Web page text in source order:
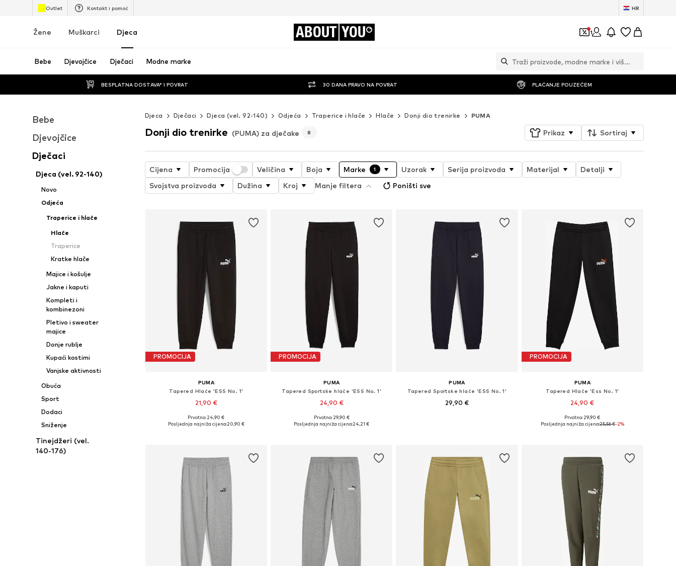
Outlet Kontakt i pomoć HR
Žene Muškarci Djeca ABOUT YOU 1
Bebe Djevojčice Dječaci Modne marke
BESPLATNA DOSTAVA* I POVRAT 30 DANA PRAVO NA POVRAT PLAĆANJE POUZEĆEM
Bebe
Djevojčice
Dječaci
Djeca (vel. 92-140)
Novo
Odjeća
Traperice i hlače
Hlače
Traperice
Kratke hlače
Majice i košulje
Jakne i kaputi
Kompleti i
kombinezoni
Pletivo i sweater
majice
Donje rublje
Kupaći kostimi
Vanjske aktivnosti
Obuća
Sport
Dodaci
Sniženje
Tinejdžeri (vel.
140-176)
Djeca Dječaci Djeca (vel. 92-140) Odjeća Traperice i hlače Hlače Donji dio trenirke PUMA
Donji dio trenirke (PUMA) za dječake 8 Prikaz Sortiraj
Cijena Promocija Veličina Boja Marke 1 Uzorak Serija proizvoda Materijal
Detalji
Svojstva proizvoda
Dužina Kroj Manje filtera Poništi sve
PROMOCIJA
PUMA
Tapered Hlače 'ESS No. 1'
21,90 €
Dostupne veličine: 98, 104, 110, 116, 122
Prvotno: 24,90 €
Posljednja najniža cijena:20,90 €
PROMOCIJA
PUMA
Tapered Sportske hlače 'ESS No. 1'
24,90 €
Prvotno: 29,90 €
Posljednja najniža cijena:24,21 €
PUMA
Tapered Sportske hlače 'ESS No. 1'
29,90 €
PROMOCIJA
PUMA
Tapered Hlače 'Ess No. 1'
24,90 €
Prvotno: 29,90 €
Posljednja najniža cijena:25,56 €-2%